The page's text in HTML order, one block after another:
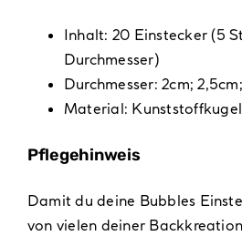
Inhalt: 20 Einstecker (5
Durchmesser)
Durchmesser: 2cm;
Material:
Pflegehinweis
Damit du deine Bubbles
von vielen deiner